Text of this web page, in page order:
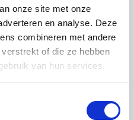
onze site met onze
en analyse. Deze
combineren met andere
of die ze hebben
van hun services.
Schiesser Interhome